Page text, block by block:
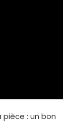
: un bon